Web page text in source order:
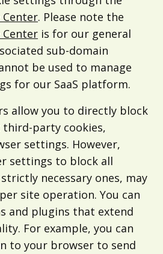
Center. Please note the
Center is for our general
sub-domain
be used to manage
for our SaaS platform.
allow you to directly block
party cookies,
settings. However,
settings to block all
necessary ones, may
site operation. You can
and plugins that extend
For example, you can
to your browser to send